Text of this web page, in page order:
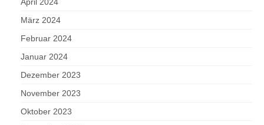
April 2024
März 2024
Februar 2024
Januar 2024
Dezember 2023
November 2023
Oktober 2023